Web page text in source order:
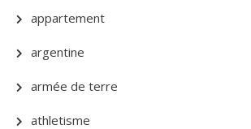
appartement
argentine
armée de terre
athletisme